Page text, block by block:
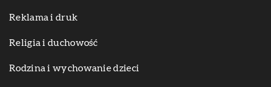
Reklama i druk
Religia i duchowość
Rodzina i wychowanie dzieci